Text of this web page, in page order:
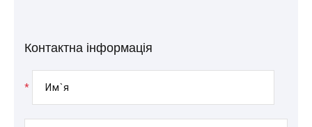
Контактна інформація
* Им`я